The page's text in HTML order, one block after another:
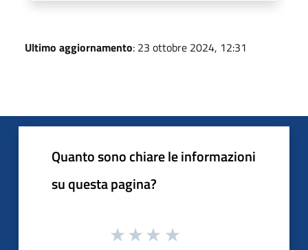
Ultimo aggiornamento: 23 ottobre 2024, 12:31
Quanto sono chiare le informazioni
su questa pagina?